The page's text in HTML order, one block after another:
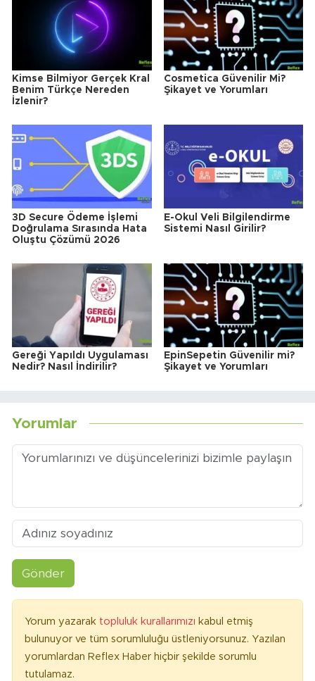
Kimse Bilmiyor Gerçek Kral
Benim Türkçe Nereden
İzlenir?
Cosmetica Güvenilir Mi?
Şikayet ve Yorumları
3D Secure Ödeme İşlemi
Doğrulama Sırasında Hata
Oluştu Çözümü 2026
E-Okul Veli Bilgilendirme
Sistemi Nasıl Girilir?
Gereği Yapıldı Uygulaması
Nedir? Nasıl İndirilir?
EpinSepetin Güvenilir mi?
Şikayet ve Yorumları
Yorumlar
Gönder
Yorum yazarak topluluk kurallarımızı kabul etmiş
bulunuyor ve tüm sorumluluğu üstleniyorsunuz. Yazılan
yorumlardan Reflex Haber hiçbir şekilde sorumlu
tutulamaz.